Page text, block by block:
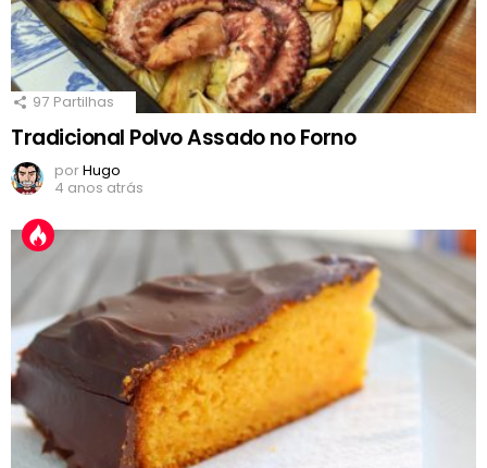
97 Partilhas
Tradicional Polvo Assado no Forno
porHugo
4 anos atrás